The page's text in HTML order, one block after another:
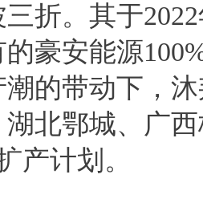
折。其于
豪安能源
的带动下，
北鄂城、广
产计划。